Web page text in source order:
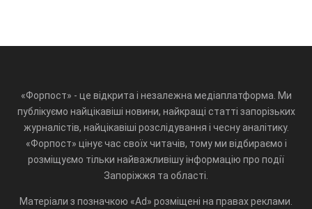
«Форпост» - це відкрита і незалежна медіаплатформа. Ми
публікуємо найцікавіші новини, найкращі статті запорізьких
журналістів, найцікавіші розслідування і чесну аналітику.
«Форпост» цінує час своїх читачів, тому ми відбираємо і
розміщуємо тільки найважливішу інформацію про події
Запоріжжя та області.
Матеріали з позначкою «Ad» розміщені на правах реклами.